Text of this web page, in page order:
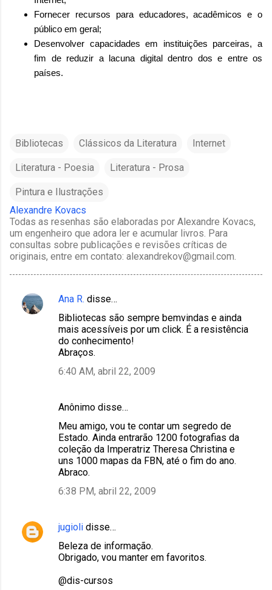
Fornecer recursos para educadores, acadêmicos e o
público em geral;
Desenvolver capacidades em instituições parceiras, a
fim de reduzir a lacuna digital dentro dos e entre os
países.
Bibliotecas Clássicos da Literatura Internet
Literatura - Poesia Literatura - Prosa
Pintura e Ilustrações
Alexandre Kovacs
Todas as resenhas são elaboradas por Alexandre Kovacs,
um engenheiro que adora ler e acumular livros. Para
consultas sobre publicações e revisões críticas de
originais, entre em contato: alexandrekov@gmail.com.
C
Ana R. disse…
Bibliotecas são sempre bemvindas e ainda
mais acessíveis por um click. É a resistência
do conhecimento!
Abraços.
6:40 AM, abril 22, 2009
Anônimo disse…
Meu amigo, vou te contar um segredo de
Estado. Ainda entrarão 1200 fotografias da
coleção da Imperatriz Theresa Christina e
uns 1000 mapas da FBN, até o fim do ano.
Abraco.
6:38 PM, abril 22, 2009
jugioli disse…
Beleza de informação.
Obrigado, vou manter em favoritos.
@dis-cursos